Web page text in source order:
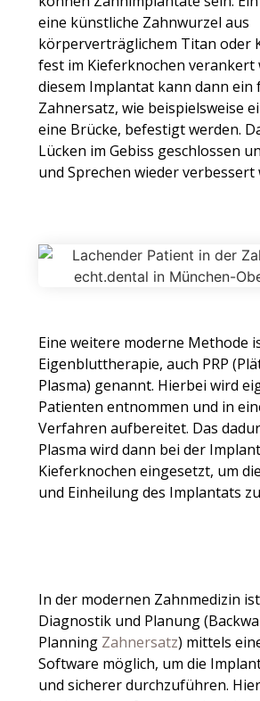
eine künstliche Zahnwurzel aus
körperverträglichem Titan oder
fest im Kieferknochen verankert
diesem Implantat kann dann ein
Zahnersatz, wie beispielsweise
eine Brücke, befestigt werden.
Lücken im Gebiss geschlossen
und Sprechen wieder verbessert
Eine weitere moderne Methode
Eigenbluttherapie, auch PRP
Plasma) genannt. Hierbei wird
Patienten entnommen und in
Verfahren aufbereitet. Das
Plasma wird dann bei der
Kieferknochen eingesetzt, um
und Einheilung des Implantats
In der modernen Zahnmedizin
Diagnostik und Planung
Planning Zahnersatz) mittels
Software möglich, um die
und sicherer durchzuführen.